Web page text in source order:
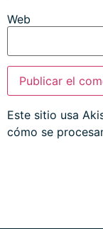
Web
Este sitio usa
cómo se